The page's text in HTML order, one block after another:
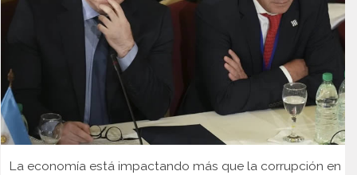
La economía está impactando más que la corrupción en